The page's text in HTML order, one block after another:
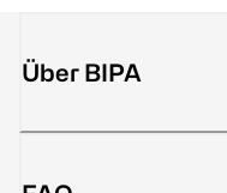
Über BIPA